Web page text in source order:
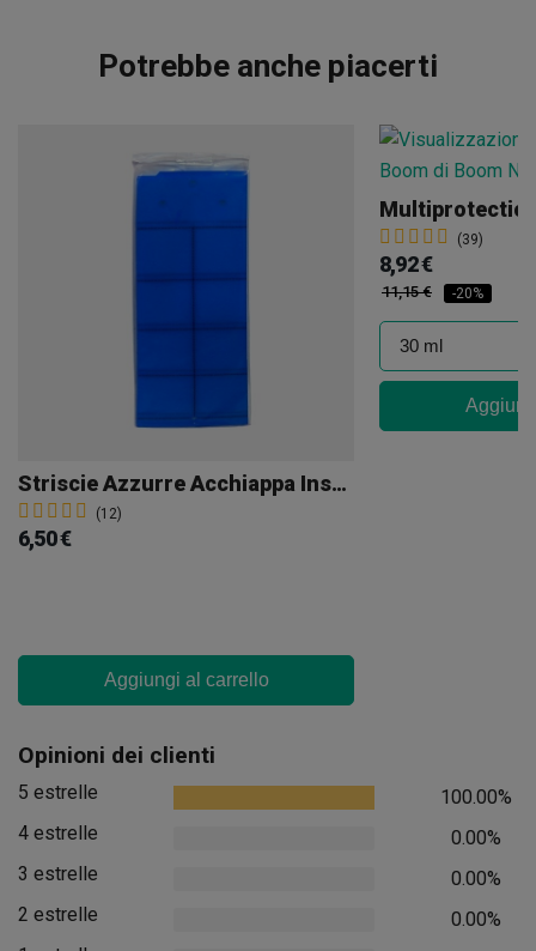
Potrebbe anche piacerti
Striscie Azzurre Acchiappa Insetti 10 Und.
(12)
6,50 €
Aggiungi al carrello
(39)
8,92 €
11,15 € -20%
Opinioni dei clienti
5 estrelle
100.00%
4 estrelle
0.00%
3 estrelle
0.00%
2 estrelle
0.00%